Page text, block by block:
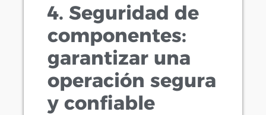
4. Seguridad de
componentes:
garantizar una
operación segura
y confiable